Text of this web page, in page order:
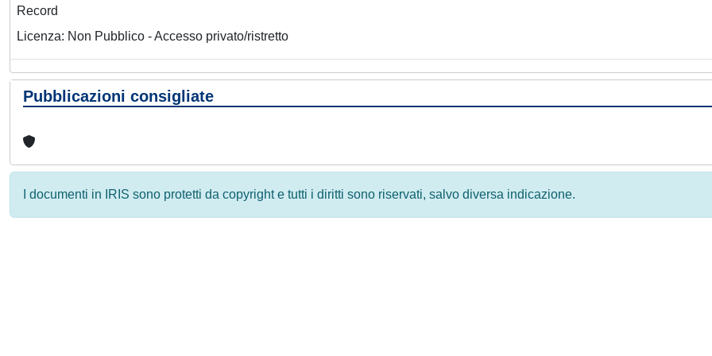
Record
Licenza: Non Pubblico - Accesso privato/ristretto
Pubblicazioni consigliate
I documenti in IRIS sono protetti da copyright e tutti i diritti sono riservati, salvo diversa indicazione.